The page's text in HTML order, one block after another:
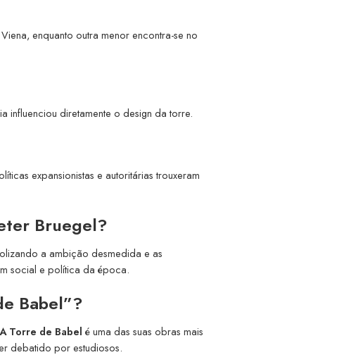
enquanto outra menor encontra-se no
influenciou diretamente o design da torre.
expansionistas e autoritárias trouxeram
Bruegel?
a ambição desmedida e as
social e política da época.
Babel”?
A Torre de Babel é uma das suas obras mais
debatido por estudiosos.